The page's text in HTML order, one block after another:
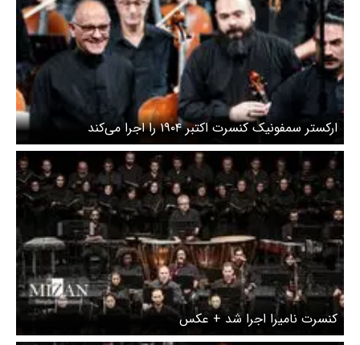
ارکستر سمفونیک کنسرت اکتبر ۱۹۰۴ را اجرا می‌کند
کنسرت نامیرا اجرا شد + عکس